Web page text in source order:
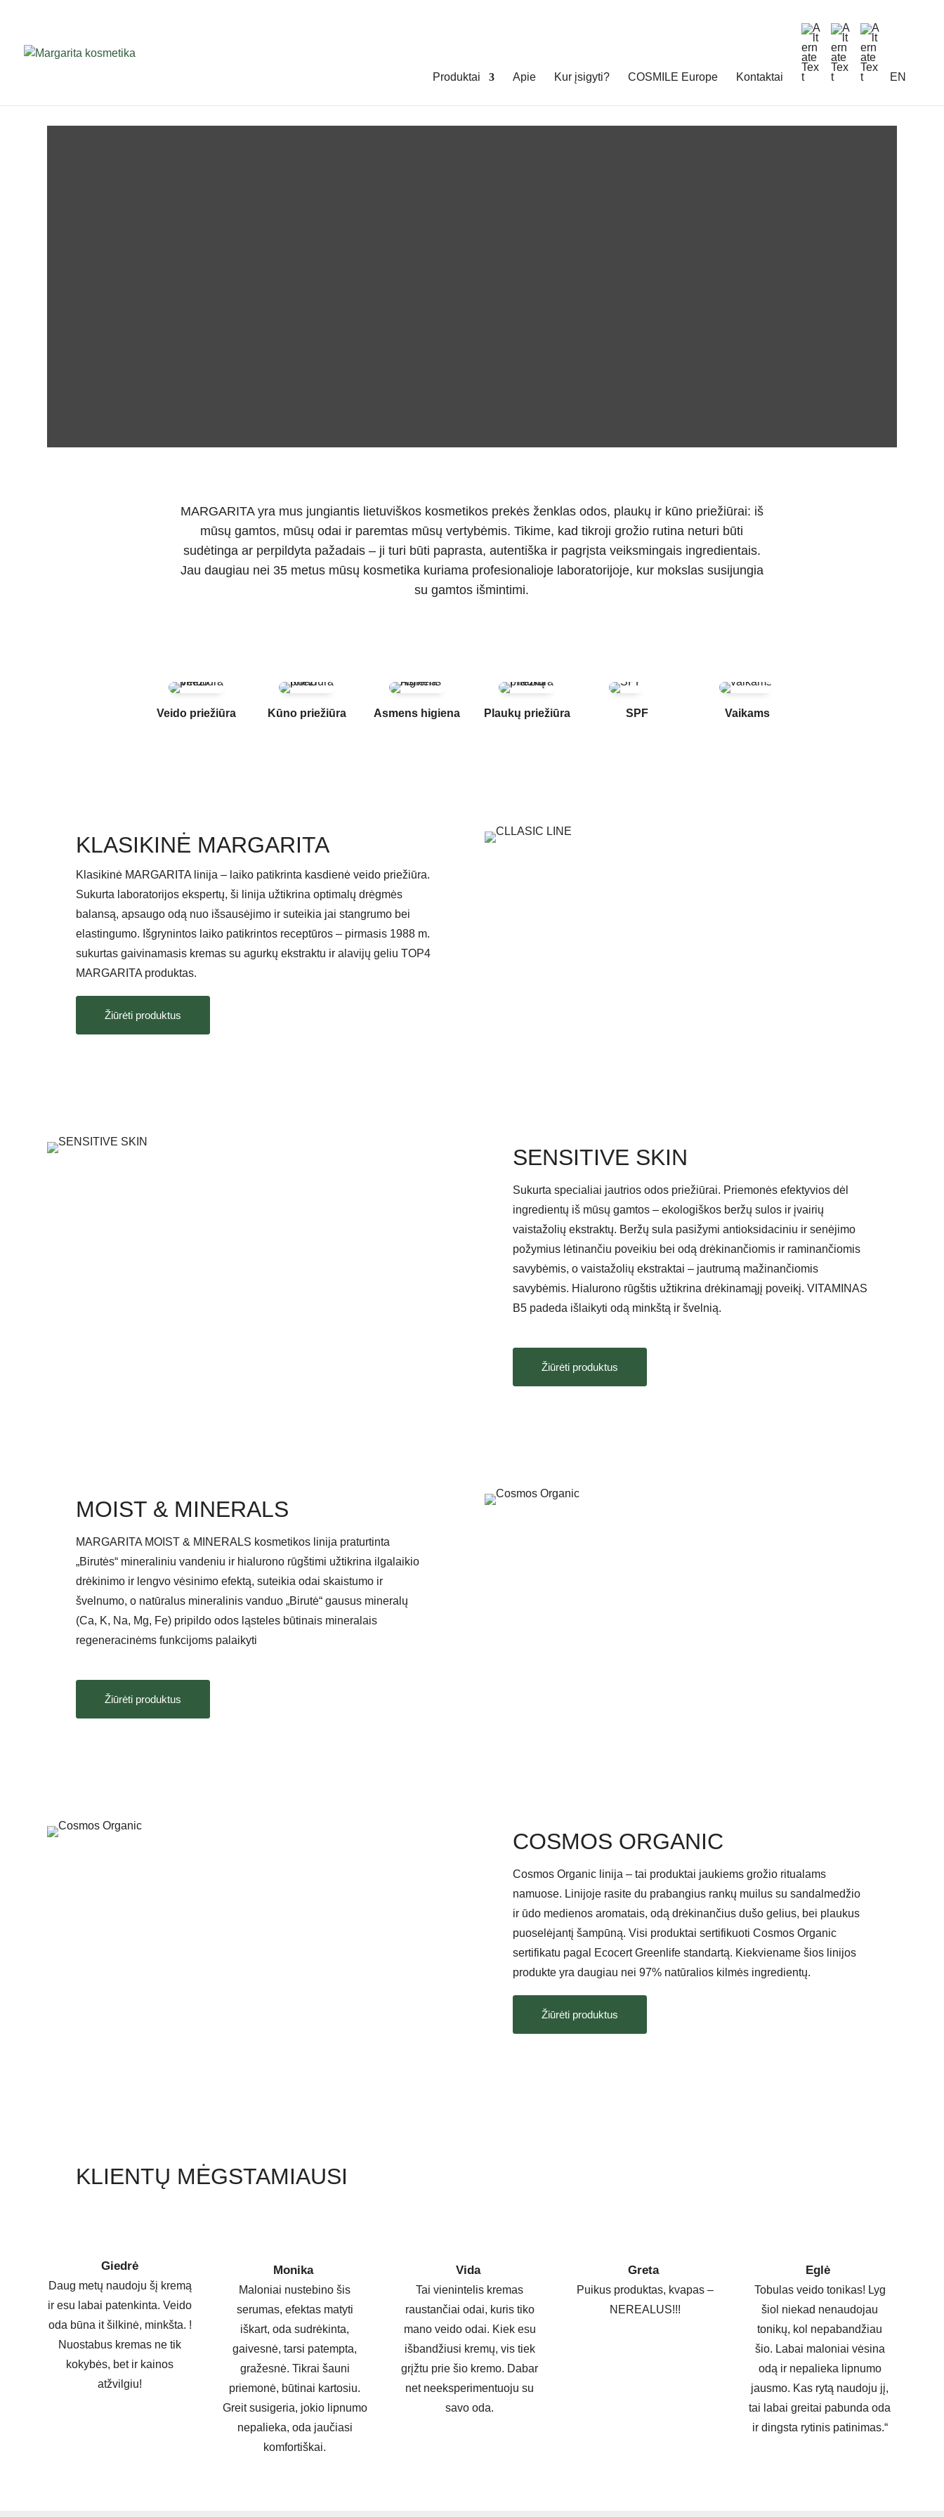
Produktai Apie Kur įsigyti? COSMILE Europe Kontaktai EN
MARGARITA yra mus jungiantis lietuviškos kosmetikos prekės ženklas odos, plaukų ir kūno priežiūrai: iš
mūsų gamtos, mūsų odai ir paremtas mūsų vertybėmis. Tikime, kad tikroji grožio rutina neturi būti
sudėtinga ar perpildyta pažadais – ji turi būti paprasta, autentiška ir pagrįsta veiksmingais ingredientais.
Jau daugiau nei 35 metus mūsų kosmetika kuriama profesionalioje laboratorijoje, kur mokslas susijungia
su gamtos išmintimi.
Veido priežiūra Kūno priežiūra Asmens higiena Plaukų priežiūra SPF Vaikams
KLASIKINĖ MARGARITA
Klasikinė MARGARITA linija – laiko patikrinta kasdienė veido priežiūra.
Sukurta laboratorijos ekspertų, ši linija užtikrina optimalų drėgmės
balansą, apsaugo odą nuo išsausėjimo ir suteikia jai stangrumo bei
elastingumo. Išgrynintos laiko patikrintos receptūros – pirmasis 1988 m.
sukurtas gaivinamasis kremas su agurkų ekstraktu ir alavijų geliu TOP4
MARGARITA produktas.
Žiūrėti produktus
SENSITIVE SKIN
Sukurta specialiai jautrios odos priežiūrai. Priemonės efektyvios dėl
ingredientų iš mūsų gamtos – ekologiškos beržų sulos ir įvairių
vaistažolių ekstraktų. Beržų sula pasižymi antioksidaciniu ir senėjimo
požymius lėtinančiu poveikiu bei odą drėkinančiomis ir raminančiomis
savybėmis, o vaistažolių ekstraktai – jautrumą mažinančiomis
savybėmis. Hialurono rūgštis užtikrina drėkinamąjį poveikį. VITAMINAS
B5 padeda išlaikyti odą minkštą ir švelnią.
Žiūrėti produktus
MOIST & MINERALS
MARGARITA MOIST & MINERALS kosmetikos linija praturtinta
„Birutės“ mineraliniu vandeniu ir hialurono rūgštimi užtikrina ilgalaikio
drėkinimo ir lengvo vėsinimo efektą, suteikia odai skaistumo ir
švelnumo, o natūralus mineralinis vanduo „Birutė“ gausus mineralų
(Ca, K, Na, Mg, Fe) pripildo odos ląsteles būtinais mineralais
regeneracinėms funkcijoms palaikyti
Žiūrėti produktus
COSMOS ORGANIC
Cosmos Organic linija – tai produktai jaukiems grožio ritualams
namuose. Linijoje rasite du prabangius rankų muilus su sandalmedžio
ir ūdo medienos aromatais, odą drėkinančius dušo gelius, bei plaukus
puoselėjantį šampūną. Visi produktai sertifikuoti Cosmos Organic
sertifikatu pagal Ecocert Greenlife standartą. Kiekviename šios linijos
produkte yra daugiau nei 97% natūralios kilmės ingredientų.
Žiūrėti produktus
KLIENTŲ MĖGSTAMIAUSI
Giedrė
Daug metų naudoju šį kremą
ir esu labai patenkinta. Veido
oda būna it šilkinė, minkšta. !
Nuostabus kremas ne tik
kokybės, bet ir kainos
atžvilgiu!
Monika
Maloniai nustebino šis
serumas, efektas matyti
iškart, oda sudrėkinta,
gaivesnė, tarsi patempta,
gražesnė. Tikrai šauni
priemonė, būtinai kartosiu.
Greit susigeria, jokio lipnumo
nepalieka, oda jaučiasi
komfortiškai.
Vida
Tai vienintelis kremas
raustančiai odai, kuris tiko
mano veido odai. Kiek esu
išbandžiusi kremų, vis tiek
grįžtu prie šio kremo. Dabar
net neeksperimentuoju su
savo oda.
Greta
Puikus produktas, kvapas –
NEREALUS!!!
Eglė
Tobulas veido tonikas! Lyg
šiol niekad nenaudojau
tonikų, kol nepabandžiau
šio. Labai maloniai vėsina
odą ir nepalieka lipnumo
jausmo. Kas rytą naudoju jį,
tai labai greitai pabunda oda
ir dingsta rytinis patinimas.“